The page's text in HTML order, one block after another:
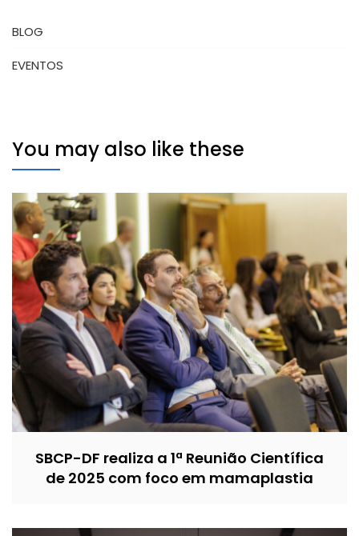
BLOG
EVENTOS
You may also like these
SBCP-DF realiza a 1ª Reunião Científica
de 2025 com foco em mamaplastia